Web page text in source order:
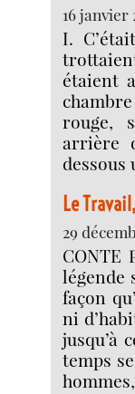
16 janvier
I.
étaient
rouge,
arrière
Le
29
CONTE
légende
façon
ni
jusqu’à
temps